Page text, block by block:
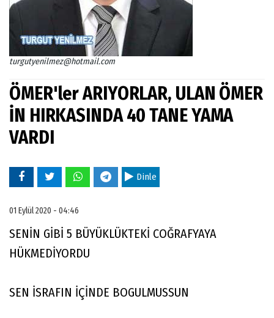
turgutyenilmez@hotmail.com
ÖMER'ler ARIYORLAR, ULAN ÖMER
İN HIRKASINDA 40 TANE YAMA
VARDI
Dinle
01 Eylül 2020 - 04:46
SENİN GİBİ 5 BÜYÜKLÜKTEKİ COĞRAFYAYA
HÜKMEDİYORDU
SEN İSRAFIN İÇİNDE BOGULMUSSUN